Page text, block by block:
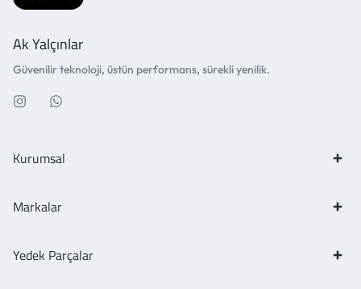
Ak Yalçınlar
Güvenilir teknoloji, üstün performans, sürekli yenilik.
Kurumsal
Markalar
Yedek Parçalar